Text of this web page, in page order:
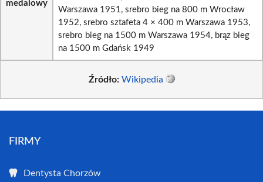
medalowy
Warszawa 1951, srebro bieg na 800 m Wrocław
1952, srebro sztafeta 4 × 400 m Warszawa 1953,
srebro bieg na 1500 m Warszawa 1954, brąz bieg
na 1500 m Gdańsk 1949
Źródło: Wikipedia
FIRMY
Dentysta Chorzów